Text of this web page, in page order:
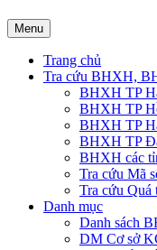
Menu
Trang chủ
Tra cứu BHXH,
BHXH TP
BHXH TP
BHXH TP
BHXH TP
BHXH các
Tra cứu Mã
Tra cứu
Danh mục
Danh sách
DM Cơ sở